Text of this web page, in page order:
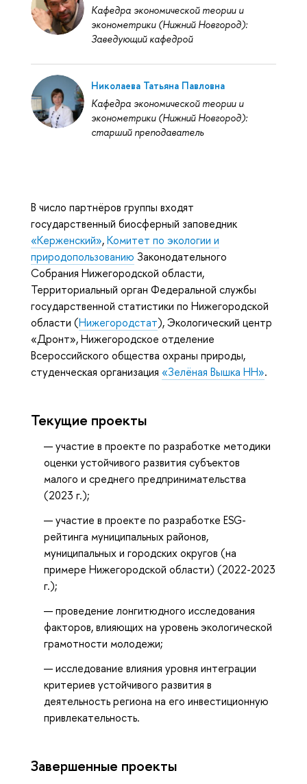
Кафедра экономической теории и
эконометрики (Нижний Новгород):
Заведующий кафедрой
Николаева Татьяна Павловна
Кафедра экономической теории и
эконометрики (Нижний Новгород):
старший преподаватель
В число партнёров группы входят
государственный биосферный заповедник
«Керженский»,Комитет по экологии и
природопользованию Законодательного
Собрания Нижегородской области,
Территориальный орган Федеральной службы
государственной статистики по Нижегородской
области (Нижегородстат), Экологический центр
«Дронт», Нижегородское отделение
Всероссийского общества охраны природы,
студенческая организация «Зелёная Вышка НН».
Текущие проекты
участие в проекте по разработке методики
оценки устойчивого развития субъектов
малого и среднего предпринимательства
(2023 г.);
участие в проекте по разработке ESG-
рейтинга муниципальных районов,
муниципальных и городских округов (на
примере Нижегородской области) (2022-2023
г.);
проведение лонгитюдного исследования
факторов, влияющих на уровень экологической
грамотности молодежи;
исследование влияния уровня интеграции
критериев устойчивого развития в
деятельность региона на его инвестиционную
привлекательность.
Завершенные проекты